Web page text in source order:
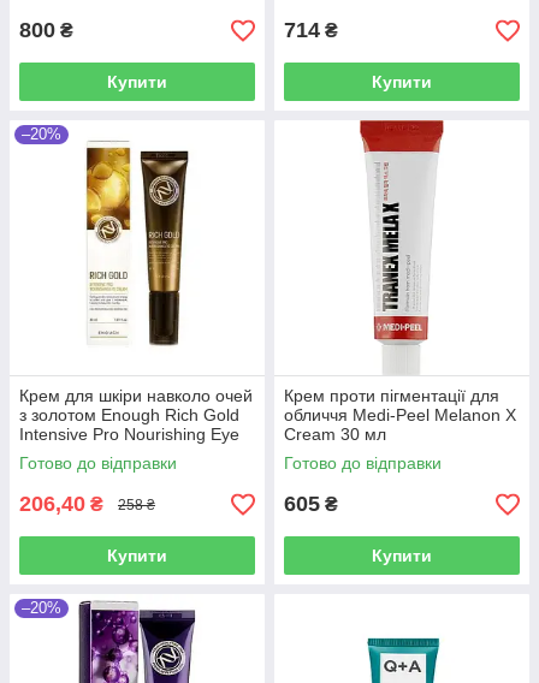
800 ₴
Купити
714 ₴
Купити
–20%
Крем для шкіри навколо очей
з золотом Enough Rich Gold
Intensive Pro Nourishing Eye
Cream 30 мл
Готово до відправки
206,40 ₴ 258 ₴
Купити
Крем проти пігментації для
обличчя Medi-Peel Melanon X
Cream 30 мл
Готово до відправки
605 ₴
Купити
–20%